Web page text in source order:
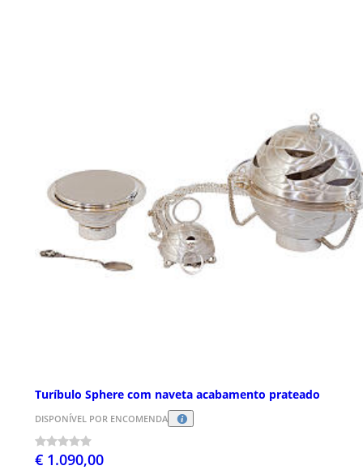
Turíbulo Sphere com naveta acabamento prateado
DISPONÍVEL POR ENCOMENDA
€ 1.090,00